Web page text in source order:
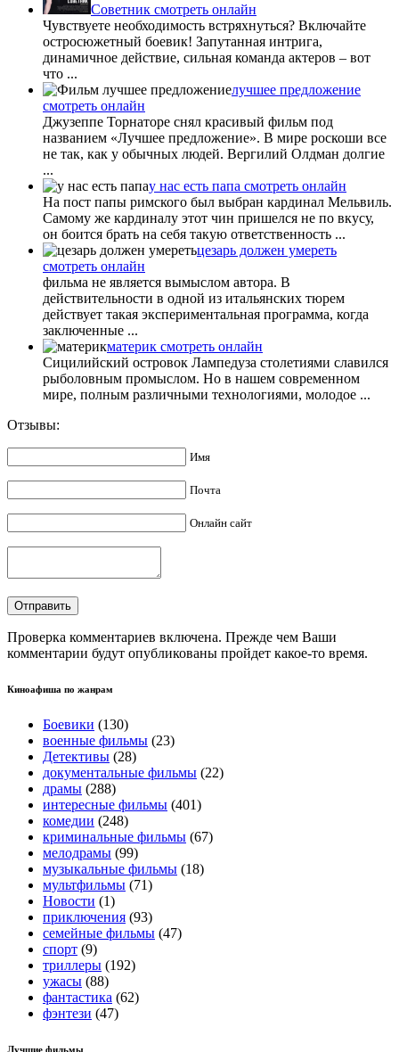
Советник смотреть онлайн
Чувствуете необходимость встряхнуться? Включайте
остросюжетный боевик! Запутанная интрига,
динамичное действие, сильная команда актеров – вот
что ...
лучшее предложение
смотреть онлайн
Джузеппе Торнаторе снял красивый фильм под
названием «Лучшее предложение». В мире роскоши все
не так, как у обычных людей. Вергилий Олдман долгие
...
у нас есть папа смотреть онлайн
На пост папы римского был выбран кардинал Мельвиль.
Самому же кардиналу этот чин пришелся не по вкусу,
он боится брать на себя такую ответственность ...
цезарь должен умереть
смотреть онлайн
фильма не является вымыслом автора. В
действительности в одной из итальянских тюрем
действует такая экспериментальная программа, когда
заключенные ...
материк смотреть онлайн
Сицилийский островок Лампедуза столетиями славился
рыболовным промыслом. Но в нашем современном
мире, полным различными технологиями, молодое ...
Отзывы:
Имя
Почта
Онлайн сайт
Проверка комментариев включена. Прежде чем Ваши
комментарии будут опубликованы пройдет какое-то время.
Киноафиша по жанрам
Боевики (130)
военные фильмы (23)
Детективы (28)
документальные фильмы (22)
драмы (288)
интересные фильмы (401)
комедии (248)
криминальные фильмы (67)
мелодрамы (99)
музыкальные фильмы (18)
мультфильмы (71)
Новости (1)
приключения (93)
семейные фильмы (47)
спорт (9)
триллеры (192)
ужасы (88)
фантастика (62)
фэнтези (47)
Лучшие фильмы